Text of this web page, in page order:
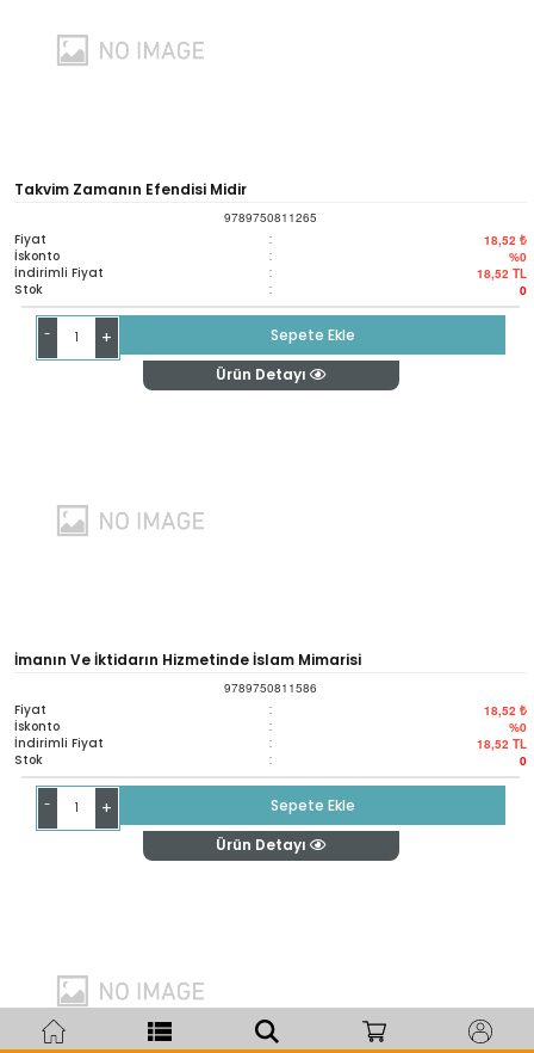
Takvim Zamanın Efendisi Midir
9789750811265
Fiyat : 18,52 ₺
İskonto : %0
İndirimli Fiyat : 18,52 TL
Stok : 0
- +
Sepete Ekle
Ürün Detayı
İmanın Ve İktidarın Hizmetinde İslam Mimarisi
9789750811586
Fiyat : 18,52 ₺
İskonto : %0
İndirimli Fiyat : 18,52 TL
Stok : 0
- +
Sepete Ekle
Ürün Detayı